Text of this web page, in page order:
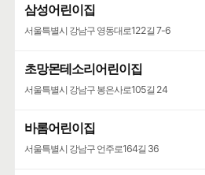
삼성어린이집
서울특별시 강남구 영동대로122길 7-6
초망몬테소리어린이집
서울특별시 강남구 봉은사로105길 24
바롬어린이집
서울특별시 강남구 언주로164길 36